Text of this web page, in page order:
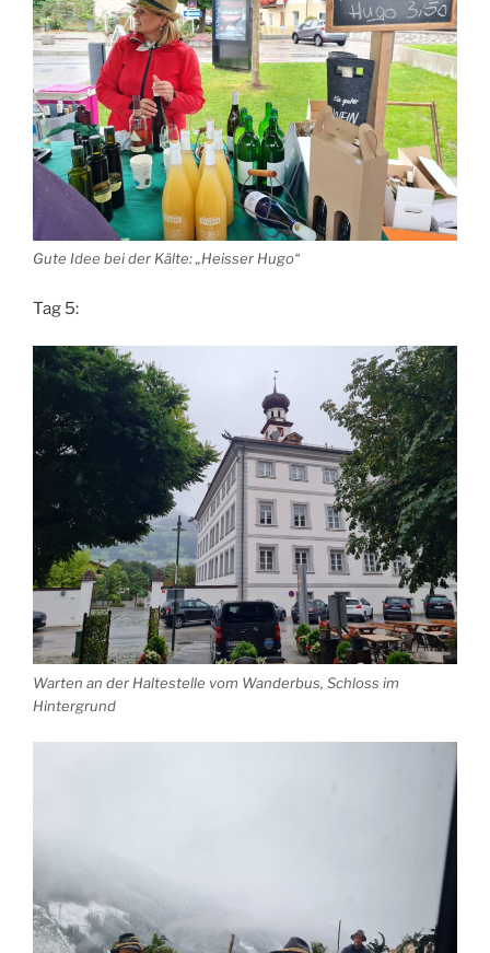
Gute Idee bei der Kälte: „Heisser Hugo“
Tag 5:
Warten an der Haltestelle vom Wanderbus, Schloss im
Hintergrund